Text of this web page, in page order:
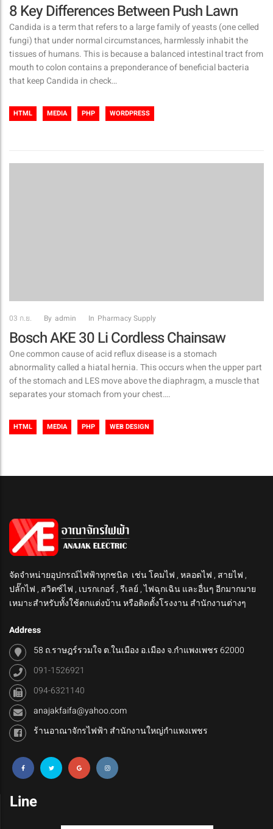
8 Key Differences Between Push Lawn
Candida is a term that refers to a large family of yeasts (one celled
fungi) that under normal circumstances, harmlessly inhabit the
tissues of humans. This is because a balanced intestinal tract from
mouth to colon contains a preponderance of beneficial bacteria
that keep Candida in check…
HTML MEDIA PHP WORDPRESS
03 ก.ย. By Admin In Pharmacy Supply
Bosch AKE 30 Li Cordless Chainsaw
One common cause of acid reflux disease is a stomach
abnormality called a hiatal hernia. This occurs when the upper part
of the stomach and LES move above the diaphragm, a muscle that
separates your stomach from your chest….
HTML MEDIA PHP WEB DESIGN
จัดจำหน่ายอุปกรณ์ไฟฟ้าทุกชนิด เช่น โคมไฟ , หลอดไฟ , สายไฟ ,
ปลั๊กไฟ , สวิตซ์ไฟ , เบรกเกอร์ , รีเลย์ , ไฟฉุกเฉิน และอื่นๆ อีกมากมาย
เหมาะสำหรับทั้งใช้ตกแต่งบ้าน หรือติดตั้งโรงงาน สำนักงานต่างๆ
Address
58 ถ.ราษฎร์รวมใจ ต.ในเมือง อ.เมือง จ.กำแพงเพชร 62000
091-1526921
094-6321140
anajakfaifa@yahoo.com
ร้านอาณาจักรไฟฟ้า สำนักงานใหญ่กำแพงเพชร
Line